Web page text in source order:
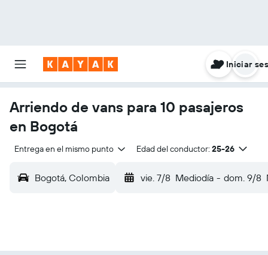
Iniciar
Arriendo de vans para 10 pasajeros
en Bogotá
Entrega en el mismo punto Edad del conductor: 25-26
Bogotá, Colombia vie. 7/8 Mediodía - dom. 9/8